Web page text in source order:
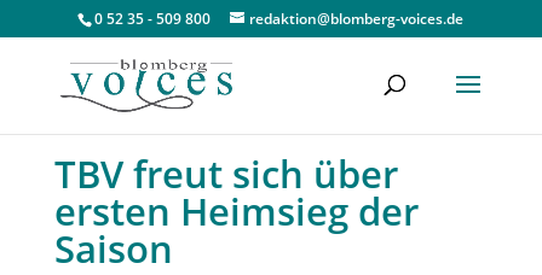
0 52 35 - 509 800 redaktion@blomberg-voices.de
TBV freut sich über
ersten Heimsieg der
Saison